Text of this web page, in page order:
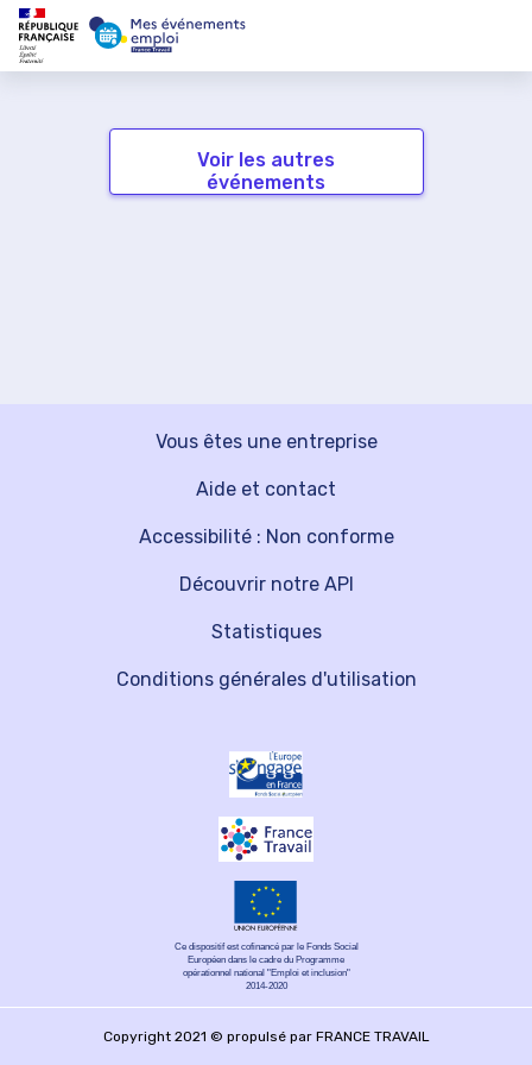
Voir les autres
événements
Vous êtes une entreprise
Découvrir notre API
Aide et contact
Statistiques
Accessibilité : Non conforme
Conditions générales d'utilisation
Ce dispositif est cofinancé par le Fonds Social
Européen dans le cadre du Programme
opérationnel national "Emploi et inclusion"
2014-2020
Copyright 2021 © propulsé par FRANCE TRAVAIL